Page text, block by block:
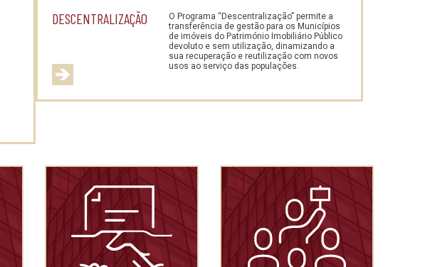
DESCENTRALIZAÇÃO
O Programa “Descentralização” permite a
transferência de gestão para os Municípios
de imóveis do Património Imobiliário Público
devoluto e sem utilização, dinamizando a
sua recuperação e reutilização com novos
usos ao serviço das populações.